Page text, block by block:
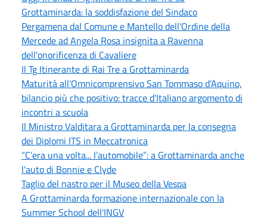
Grottaminarda: la soddisfazione del Sindaco
Pergamena dal Comune e Mantello dell'Ordine della
Mercede ad Angela Rosa insignita a Ravenna
dell'onorificenza di Cavaliere
Il Tg Itinerante di Rai Tre a Grottaminarda
Maturità all'Omnicomprensivo San Tommaso d’Aquino,
bilancio più che positivo: tracce d'Italiano argomento di
incontri a scuola
Il Ministro Valditara a Grottaminarda per la consegna
dei Diplomi ITS in Meccatronica
“C’era una volta... l’automobile”: a Grottaminarda anche
l'auto di Bonnie e Clyde
Taglio del nastro per il Museo della Vespa
A Grottaminarda formazione internazionale con la
Summer School dell'INGV